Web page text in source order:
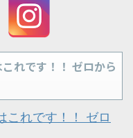
れです！！ ゼロから
れです！！ ゼロ